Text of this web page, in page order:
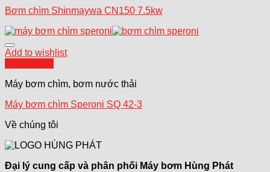
Bơm chìm Shinmaywa CN150 7.5kw
Add to wishlist
Máy bơm chìm, bơm nước thải
Máy bơm chìm Speroni SQ 42-3
Về chúng tôi
Đại lý cung cấp và phân phối Máy bơm Hùng Phát